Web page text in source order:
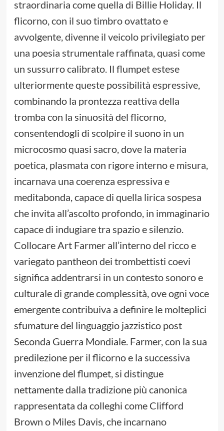
straordinaria come quella di Billie Holiday. Il
flicorno, con il suo timbro ovattato e
avvolgente, divenne il veicolo privilegiato per
una poesia strumentale raffinata, quasi come
un sussurro calibrato. Il flumpet estese
ulteriormente queste possibilità espressive,
combinando la prontezza reattiva della
tromba con la sinuosità del flicorno,
consentendogli di scolpire il suono in un
microcosmo quasi sacro, dove la materia
poetica, plasmata con rigore interno e misura,
incarnava una coerenza espressiva e
meditabonda, capace di quella lirica sospesa
che invita all’ascolto profondo, in immaginario
capace di indugiare tra spazio e silenzio.
Collocare Art Farmer all’interno del ricco e
variegato pantheon dei trombettisti coevi
significa addentrarsi in un contesto sonoro e
culturale di grande complessità, ove ogni voce
emergente contribuiva a definire le molteplici
sfumature del linguaggio jazzistico post
Seconda Guerra Mondiale. Farmer, con la sua
predilezione per il flicorno e la successiva
invenzione del flumpet, si distingue
nettamente dalla tradizione più canonica
rappresentata da colleghi come Clifford
Brown o Miles Davis, che incarnano